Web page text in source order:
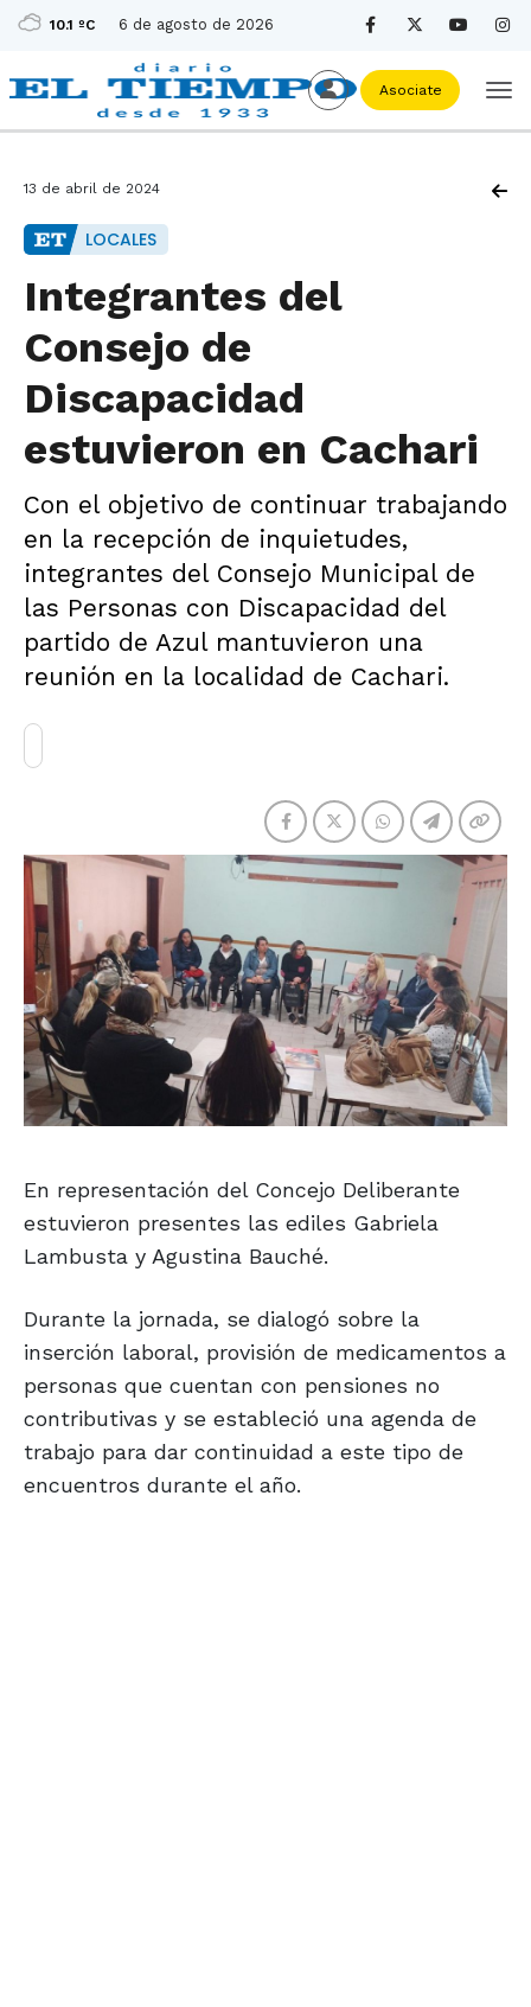
10.1 ºC 6 de agosto de 2026
Asociate
13 de abril de 2024
LOCALES
Integrantes del
Consejo de
Discapacidad
estuvieron en Cachari
Con el objetivo de continuar trabajando
en la recepción de inquietudes,
integrantes del Consejo Municipal de
las Personas con Discapacidad del
partido de Azul mantuvieron una
reunión en la localidad de Cachari.
En representación del Concejo Deliberante
estuvieron presentes las ediles Gabriela
Lambusta y Agustina Bauché.
Durante la jornada, se dialogó sobre la
inserción laboral, provisión de medicamentos a
personas que cuentan con pensiones no
contributivas y se estableció una agenda de
trabajo para dar continuidad a este tipo de
encuentros durante el año.